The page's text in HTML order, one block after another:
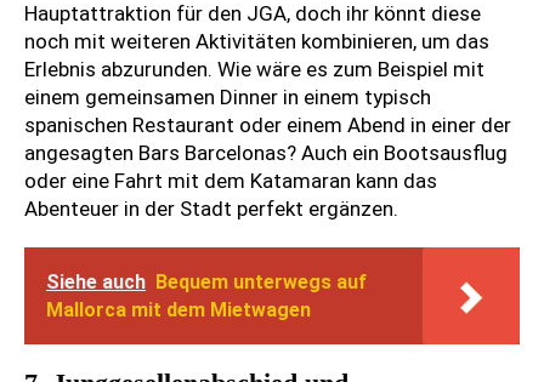
Hauptattraktion für den JGA, doch ihr könnt diese
noch mit weiteren Aktivitäten kombinieren, um das
Erlebnis abzurunden. Wie wäre es zum Beispiel mit
einem gemeinsamen Dinner in einem typisch
spanischen Restaurant oder einem Abend in einer der
angesagten Bars Barcelonas? Auch ein Bootsausflug
oder eine Fahrt mit dem Katamaran kann das
Abenteuer in der Stadt perfekt ergänzen.
Siehe auch Bequem unterwegs auf
Mallorca mit dem Mietwagen